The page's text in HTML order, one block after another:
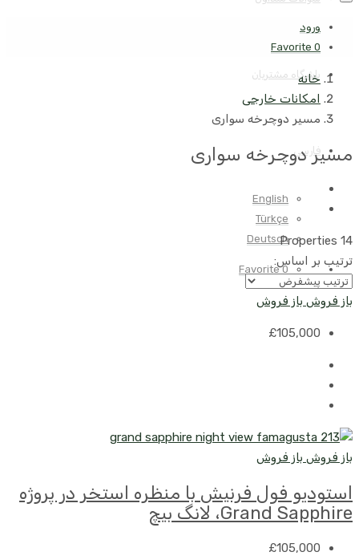
باشگاه مشتریان
فارسی
English
Türkçe
Deutsch
Favorite0
ورود
Favorite 0
خانه
امکانات خارجی
مسیر دوچرخه سواری
مسیر دوچرخه سواری
14 Properties
ترتیب بر اساس:
باز فروش باز فروش
£105,000
باز فروش باز فروش
استودیو فول فرنیش با منظره استخر در پروژه
Grand Sapphire، لانگ بیچ
£105,000